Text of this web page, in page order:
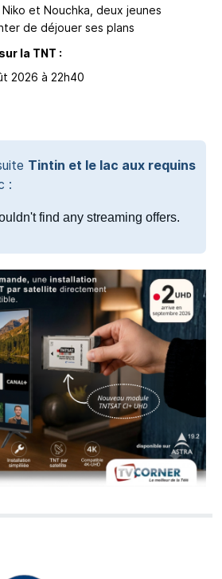
et Nouchka, deux jeunes
de déjouer ses plans
la TNT :
2026 à 22h40
Tintin et le lac aux requins
: